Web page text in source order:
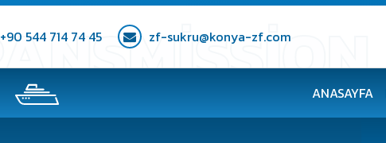
+90 544 714 74 45 zf-sukru@konya-zf.com
ANASAYFA